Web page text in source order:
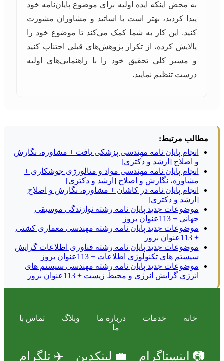
به محض اینکه ایده اولیه برای موضوع پایان‌نامه خود
پیدا کردید، بهتر است با اساتید و مشاوران مشورت
کنید. این کار به شما کمک می‌کند تا موضوع خود را
پالایش کرده، از تکرار پژوهش‌های قبلی اجتناب کنید
و مسیر کلی تحقیق خود را با راهنمایی‌های اولیه
درست تنظیم نمایید.
مطالب مرتبط:
انجام پایان نامه مهندسی پزشکی بافت + مشاوره، نگارش
و اصلاح [ارشد و دکتری]
انجام پایان نامه مهندسی مواد و متالورژی جوشکاری +
مشاوره، نگارش و اصلاح [ارشد و دکتری]
انجام پایان نامه در کاشان + مشاوره، نگارش و اصلاح
[ارشد و دکتری]
موضوعات جدید پایان نامه رشته نوازندگی موسیقی
جهانی + 113عنوان بروز
موضوعات جدید پایان نامه رشته مهندسی معماری کشتی
+ 113عنوان بروز
موضوعات جدید پایان نامه رشته فناوری اطلاعات گرایش
سیستم های تکنولوژی اطلاعات + 113عنوان بروز
موضوعات جدید پایان نامه رشته مهندسی سیستم های
انرژی گرایش انرژی و محیط زیست + 113عنوان بروز
خانه خدمات درباره ما وبلاگ
تماس با
ما
📷 اینستاگرام 💼 لینکدین ✈️ تلگرام